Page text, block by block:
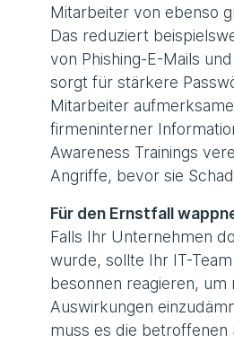
Mitarbeiter von ebenso
Das reduziert
von Phishing-E-Mails
sorgt für stärkere
Mitarbeiter
firmeninterner
Awareness Trainings
Angriffe, bevor sie
Für den Ernstfall
Falls Ihr Unternehmen
wurde, sollte Ihr IT-
besonnen reagieren, um
Auswirkungen
muss es die betroffenen